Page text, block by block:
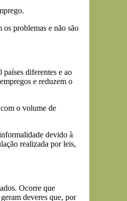
problemas e não são
diferentes e ao
e reduzem o
o volume de
devido à
realizada por leis,
Ocorre que
deveres que, por